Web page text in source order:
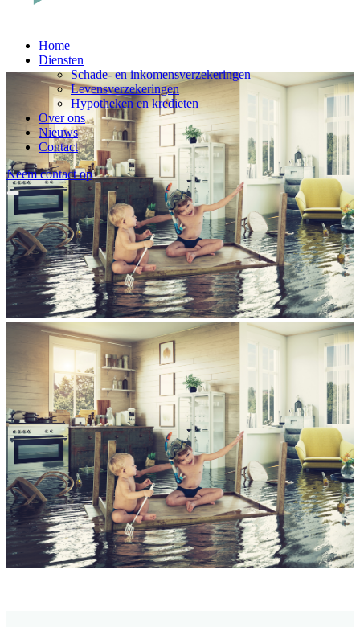
Home
Diensten
Schade- en inkomensverzekeringen
Levensverzekeringen
Hypotheken en kredieten
Over ons
Nieuws
Contact
Neem contact op